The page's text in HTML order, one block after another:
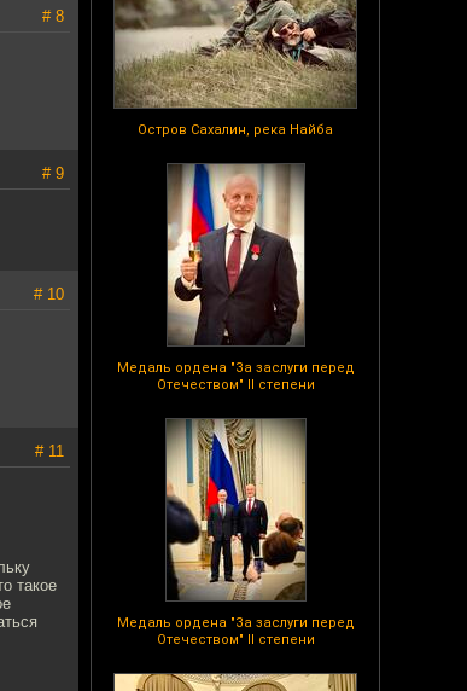
Остров Сахалин, река Найба
Медаль ордена "За заслуги перед
Отечеством" II степени
Медаль ордена "За заслуги перед
Отечеством" II степени
# 8
# 9
# 10
# 11
такое